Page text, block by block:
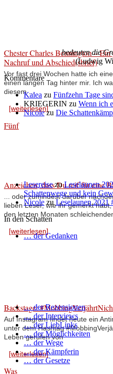
Chester Charles Bennington – Ein
Nachruf und Abschied(sbrief)
Vor fast drei Wochen hatte ich
einen langen Tag hinter mir. Ich
diesem ...
[weiterlesen]
Fünf
Anzeichen, dass Du reif für eine
... oder zumindest darüber
lieben Leser, wie ihr gemerkt
den letzten Monaten
[weiterlesen]
Backstage:
Auf Instagram findet heute ein
unter dem Hashtag
Leben gerufen von
[weiterlesen]
Was
bedeuten die
(Ludwig
Kommentare
Kalea zu Fünfzehn Tage
KRIEGERIN zu Wenn ich
Nicolezu Die
LesereisezuLeselaunen
Schattenwege und kein
Nicole zu Leselaunen 2021
In den Schatten
… der Gedanken
… der Rezensionen
… der Interviews
… der LiebLinks
… der Möglichkeiten
… der Wege
… der Kämpferin
… der Gesetze